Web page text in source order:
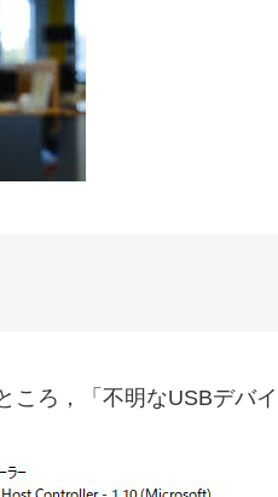
ころ，「不明なUSBデバ